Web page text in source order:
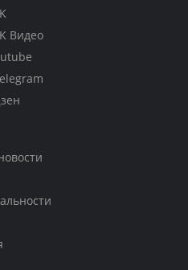
Видео